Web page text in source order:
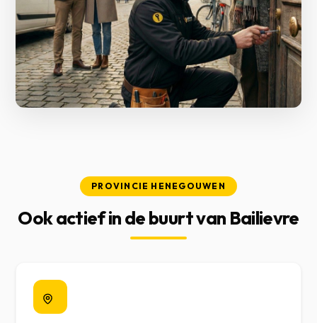
PROVINCIE HENEGOUWEN
Ook actief in de buurt van Bailievre